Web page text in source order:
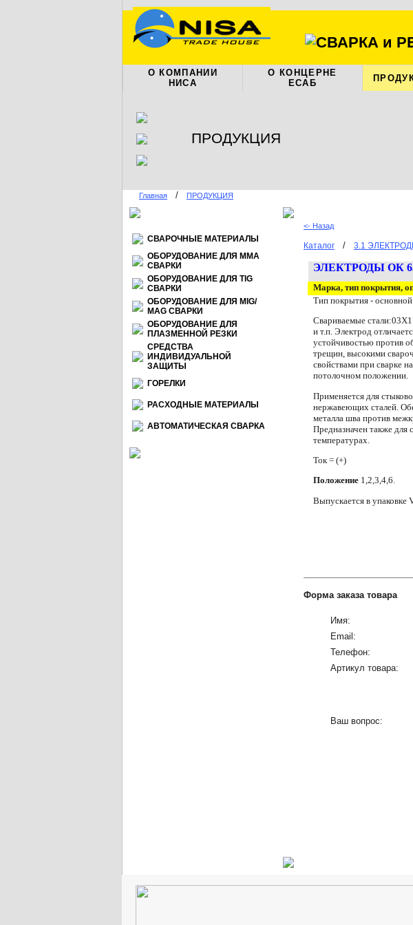
О КОМПАНИИ
НИСА
О КОНЦЕРНЕ
ЕСАБ
ПРОДУКЦИЯ
Главная / ПРОДУКЦИЯ
СВАРОЧНЫЕ МАТЕРИАЛЫ
ОБОРУДОВАНИЕ ДЛЯ ММА
СВАРКИ
ОБОРУДОВАНИЕ ДЛЯ TIG
СВАРКИ
ОБОРУДОВАНИЕ ДЛЯ МIG/
МАG СВАРКИ
ОБОРУДОВАНИЕ ДЛЯ
ПЛАЗМЕННОЙ РЕЗКИ
СРЕДСТВА
ИНДИВИДУАЛЬНОЙ
ЗАЩИТЫ
ГОРЕЛКИ
РАСХОДНЫЕ МАТЕРИАЛЫ
АВТОМАТИЧЕСКАЯ СВАРКА
<- Назад
Каталог / 3.1
ЭЛЕКТРОДЫ ОК
Марка, тип покрытия,
Тип покрытия -
Свариваемые
и т.п. Электрод
устойчивостью против
трещин, высо­кими
свойст­вами при сварке
потолочном положении.
Применяется для
нержавеющих сталей.
металла шва против
Предназначен также для
температурах.
Ток = (+)
Положение1,2,3,4,6.
Выпускается в упаковке
Форма заказа товара
Имя:
Email:
Телефон:
Артикул товара:
Ваш вопрос: